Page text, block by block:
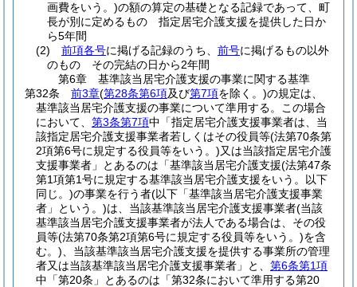
画費をいう。)の額の算定の基礎となる記録であって、町
長が別に定めるもの 指定居宅介護支援を提供した日か
ら5年間
(2)
前項各号に掲げる記録のうち、 前号に掲げるもの以外
のもの その完結の日から2年間
第6章
基準該当居宅介護支援の事業に関する基準
第32条
前3章(第28条第6項及び第7項を除く。)の規定は、
基準該当居宅介護支援の事業について準用する。
この場合
において、 第3条第7項中「指定居宅介護支援事業者は、当
該指定居宅介護支援事業者若しくはその役員等(法第70条第
2項第6号に規定する役員等をいう。)又は当該指定居宅介護
支援事業者」とあるのは「基準該当居宅介護支援(法第47条
第1項第1号に規定する基準該当居宅介護支援をいう。以下
同じ。)の事業を行う者(以下「基準該当居宅介護支援事業
者」という。)は、当該基準該当居宅介護支援事業者(当該
基準該当居宅介護支援事業者が法人である場合は、その役
員等(法第70条第2項第6号に規定する役員等をいう。)を含
む。) 、当該基準該当居宅介護支援を提供する事業所の管理
者又は当該基準該当居宅介護支援事業者」と、 第6条第1項
中「第20条」とあるのは「第32条において準用する第20